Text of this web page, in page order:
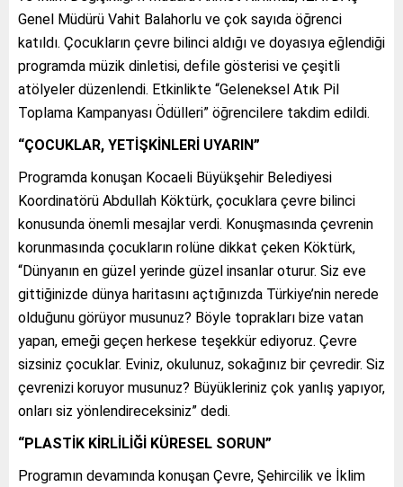
Genel Müdürü Vahit Balahorlu ve çok sayıda öğrenci
katıldı. Çocukların çevre bilinci aldığı ve doyasıya eğlendiği
programda müzik dinletisi, defile gösterisi ve çeşitli
atölyeler düzenlendi. Etkinlikte “Geleneksel Atık Pil
Toplama Kampanyası Ödülleri” öğrencilere takdim edildi.
“ÇOCUKLAR, YETİŞKİNLERİ UYARIN”
Programda konuşan Kocaeli Büyükşehir Belediyesi
Koordinatörü Abdullah Köktürk, çocuklara çevre bilinci
konusunda önemli mesajlar verdi. Konuşmasında çevrenin
korunmasında çocukların rolüne dikkat çeken Köktürk,
“Dünyanın en güzel yerinde güzel insanlar oturur. Siz eve
gittiğinizde dünya haritasını açtığınızda Türkiye’nin nerede
olduğunu görüyor musunuz? Böyle toprakları bize vatan
yapan, emeği geçen herkese teşekkür ediyoruz. Çevre
sizsiniz çocuklar. Eviniz, okulunuz, sokağınız bir çevredir. Siz
çevrenizi koruyor musunuz? Büyükleriniz çok yanlış yapıyor,
onları siz yönlendireceksiniz” dedi.
“PLASTİK KİRLİLİĞİ KÜRESEL SORUN”
Programın devamında konuşan Çevre, Şehircilik ve İklim